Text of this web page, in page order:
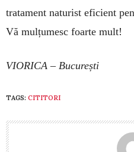
tratament naturist efi­cient
Vă mul­țu­­mesc foar­te mult!
VIORICA – București
TAGS: CITITORI